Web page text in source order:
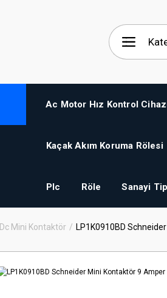
Ac Motor Hız Kontrol
Kaçak Akım Koruma Rölesi
Plc Röle Sanayi
Dc Mini Kontaktör LP1K0910BD